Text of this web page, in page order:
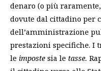
denaro (o più
dovute dal cittadino per
dell’amministrazione
prestazioni specifiche. I
le imposte sia le tasse.